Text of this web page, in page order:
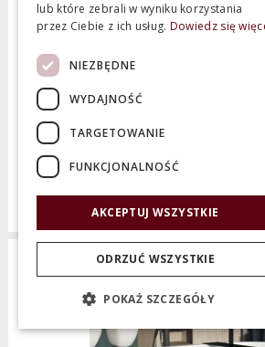
Cielo Catino Tondo Umywalka
stelaż czarny mat +
Nowa cena 9 677,43
Najniższa cena z 30 dni:
lub które zebrali w wyniku korzystania
przez Ciebie z ich usług. Dowiedz się
NIEZBĘDNE
WYDAJNOŚĆ
TARGETOWANIE
FUNKCJONALNOŚĆ
AKCEPTUJ WSZYSTKIE
ODRZUĆ WSZYSTKIE
POKAŻ SZCZEGÓŁY